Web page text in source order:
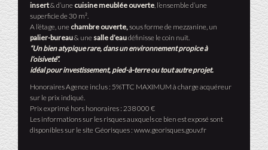
insert& d’une cuisine meublée ouverte, l’ensemble d’une
superficie de 30 m².
A l’étage, une chambre ouverte,sous forme de mezzanine, un
palier-bureau& une salle d’eaudéfinisse le coin nuit.
“Un bien atypique rare, dans un environnement propice à
l’oisiveté”.
idéal pour investissement, pied-à-terre ou tout autre projet.
Honoraires Agence inclus : 5%TTC MAXIMUM à charge acquéreur
sur le prix indiqué.
Prix exprimé hors honoraires : 238 000 €
Les informations sur les risques auxquels ce bien est exposé sont
disponibles sur le site Géorisques : www.georisques.gouv.fr